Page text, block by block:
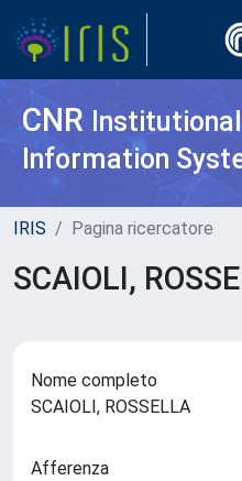
CNR
Information
IRIS Pagina ricercatore
SCAIOLI,
Nome completo
SCAIOLI, ROSSELLA
Afferenza